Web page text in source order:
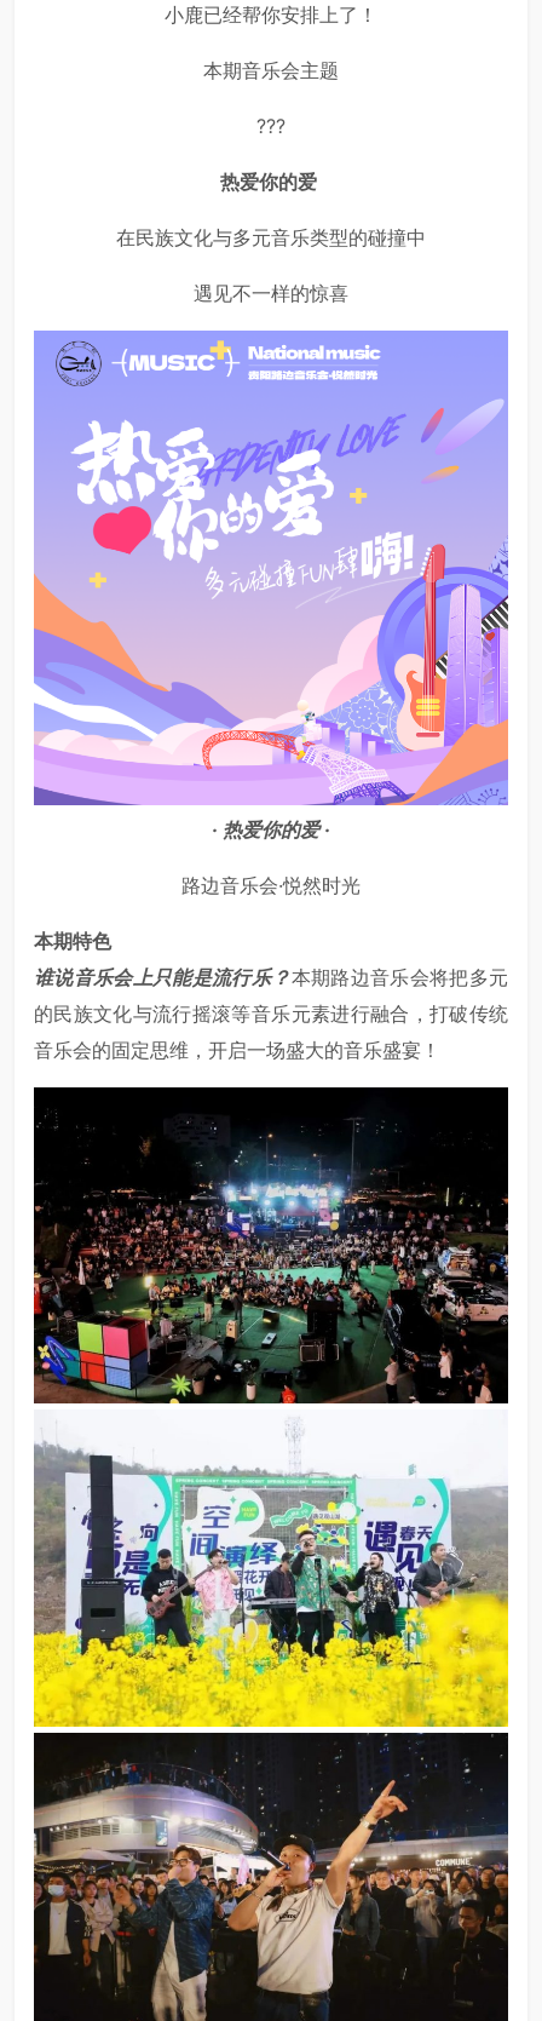
小鹿已经帮你安排上了！
本期音乐会主题
???
热爱你的爱
在民族文化与多元音乐类型的碰撞中
遇见不一样的惊喜
· 热爱你的爱 ·
路边音乐会·悦然时光
本期特色
谁说音乐会上只能是流行乐？本期路边音乐会将把多元
的民族文化与流行摇滚等音乐元素进行融合，打破传统
音乐会的固定思维，开启一场盛大的音乐盛宴！